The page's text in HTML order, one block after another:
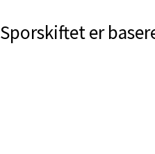
Sporskiftet er